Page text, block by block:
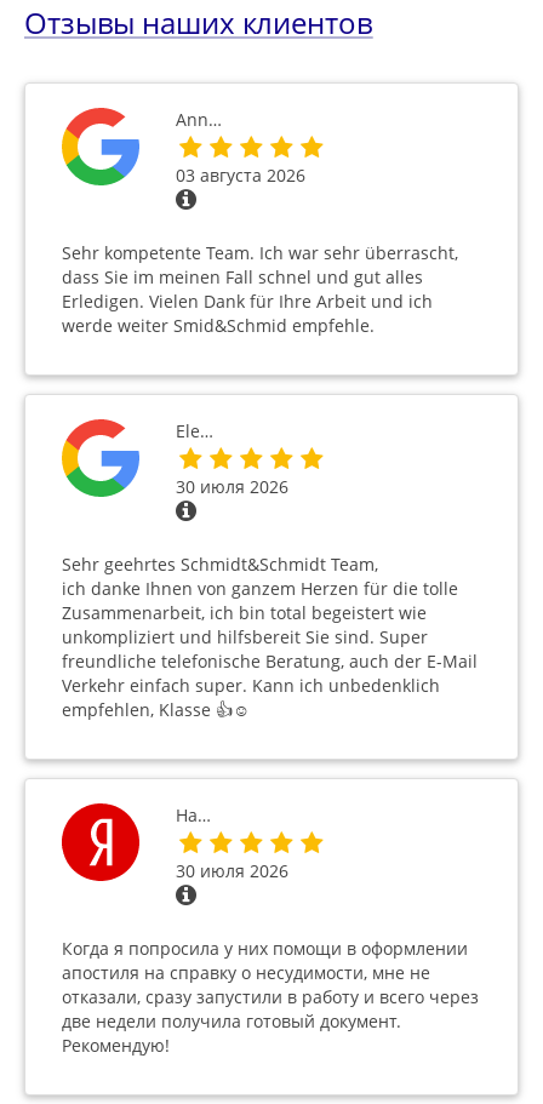
Отзывы наших клиентов
Ann…
03 августа 2026
Sehr kompetente Team. Ich war sehr überrascht,
dass Sie im meinen Fall schnel und gut alles
Erledigen. Vielen Dank für Ihre Arbeit und ich
werde weiter Smid&Schmid empfehle.
Ele…
30 июля 2026
Sehr geehrtes Schmidt&Schmidt Team,
ich danke Ihnen von ganzem Herzen für die tolle
Zusammenarbeit, ich bin total begeistert wie
unkompliziert und hilfsbereit Sie sind. Super
freundliche telefonische Beratung, auch der E-Mail
Verkehr einfach super. Kann ich unbedenklich
empfehlen, Klasse 👍☺️
На…
30 июля 2026
Когда я попросила у них помощи в оформлении
апостиля на справку о несудимости, мне не
отказали, сразу запустили в работу и всего через
две недели получила готовый документ.
Рекомендую!